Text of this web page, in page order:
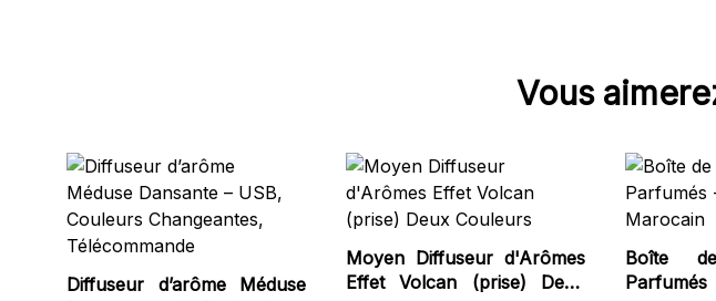
Vous
Diffuseur d’arôme Méduse
Moyen Diffuseur d'Arômes
Effet Volcan (prise) Deux
Boîte